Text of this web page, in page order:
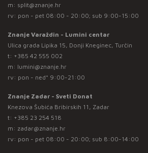
m: split@znanje.hr
rv: pon - pet 08:00 - 20:00; sub 9:00-15:00
Znanje Varaždin - Lumini centar
Ulica grada Lipika 15, Donji Kneginec, Turčin
t: +385 42 555 002
m: lumini@znanje.hr
rv: pon - ned* 9:00-21:00
Znanje Zadar - Sveti Donat
Knezova Šubića Bribirskih 11, Zadar
t: +385 23 254 518
m: zadar@znanje.hr
rv: pon - pet 08:00 - 20:00; sub 8:00-14:00